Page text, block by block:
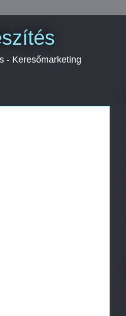
- Keresőmarketing